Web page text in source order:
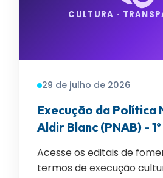
CULTURA ·
29 de julho de 2026
Execução da Política
Aldir Blanc (PNAB) -
Acesse os editais de
termos de execução